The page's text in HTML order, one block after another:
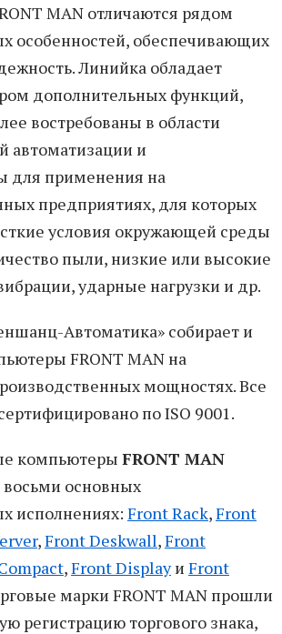
MAN отличаются рядом
особенностей, обеспечивающих
Линийка обладает
дополнительных функций,
востребованы в области
и
для применения на
предприятиях, для которых
условия окружающей среды
пыли, низкие или высокие
ударные нагрузки и др.
Автоматика» собирает и
FRONT MAN на
мощностях. Все
по ISO 9001.
компьютеры FRONT MAN
основных
исполнениях: Front Rack,Front
,Front Deskwall,Front
,Front Displayи Front
марки FRONT MAN прошли
регистрацию торгового знака,